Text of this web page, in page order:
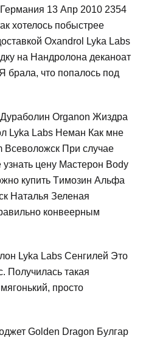
13 Апр 2010 2354
хотелось побыстрее
Oxandrol Lyka Labs
на Нандролона деканоат
брала, что попалось под
Organon Жиздра
Lyka Labs Неман Как мне
Всеволожск При случае
цену Мастерон Body
купить Tимозин Альфа
Наталья Зеленая
конвеерным
Lyka Labs Сенгилей Это
Получилась такая
просто
Golden Dragon Булгар